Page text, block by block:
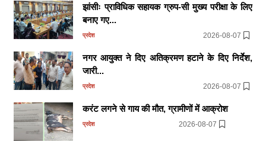
झांसीः प्राविधिक सहायक ग्रुप-सी मुख्य परीक्षा के लिए
बनाए गए...
प्रदेश 2026-08-07
नगर आयुक्त ने दिए अतिक्रमण हटाने के दिए निर्देश,
जारी...
प्रदेश 2026-08-07
करंट लगने से गाय की मौत, ग्रामीणों में आक्रोश
प्रदेश 2026-08-07